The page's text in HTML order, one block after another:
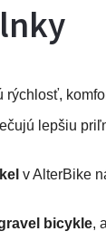
rýchlosť,
lepšiu
v AlterBike
bicykle,